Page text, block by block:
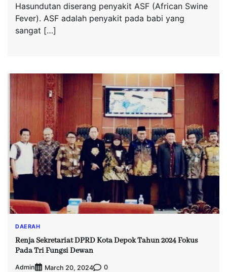
Hasundutan diserang penyakit ASF (African Swine
Fever). ASF adalah penyakit pada babi yang
sangat […]
DAERAH
Renja Sekretariat DPRD Kota Depok Tahun 2024 Fokus
Pada Tri Fungsi Dewan
Admin March 20, 2024 0